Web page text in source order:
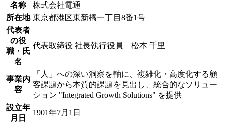
名称
株式会社電通
所在地 東京都港区東新橋一丁目8番1号
代表者
の役
職・氏
名
代表取締役 社長執行役員 松本 千里
事業内
容
「人」への深い洞察を軸に、複雑化・高度化する顧
客課題から本質的課題を見出し、統合的なソリュー
ション "Integrated Growth Solutions" を提供
設立年
月日
1901年7月1日